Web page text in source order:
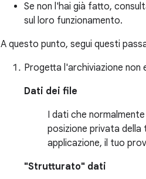
Se non l'hai già fatto,
sul loro funzionamento.
A questo punto, segui questi
Progetta l'archiviazione
Dati dei file
I dati che
posizione privata della
applicazione, il tuo
"Strutturato" dati